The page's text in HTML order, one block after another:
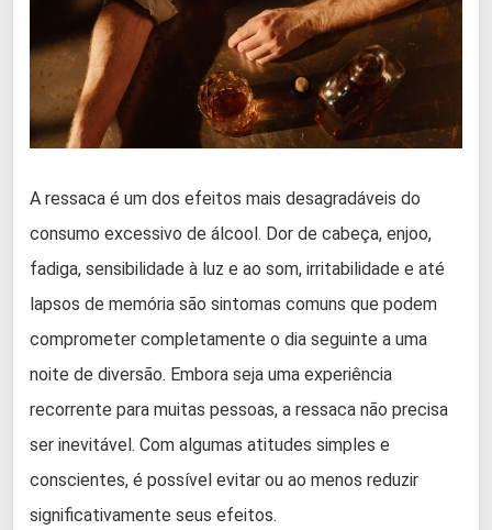
A ressaca é um dos efeitos mais desagradáveis do
consumo excessivo de álcool. Dor de cabeça, enjoo,
fadiga, sensibilidade à luz e ao som, irritabilidade e até
lapsos de memória são sintomas comuns que podem
comprometer completamente o dia seguinte a uma
noite de diversão. Embora seja uma experiência
recorrente para muitas pessoas, a ressaca não precisa
ser inevitável. Com algumas atitudes simples e
conscientes, é possível evitar ou ao menos reduzir
significativamente seus efeitos.